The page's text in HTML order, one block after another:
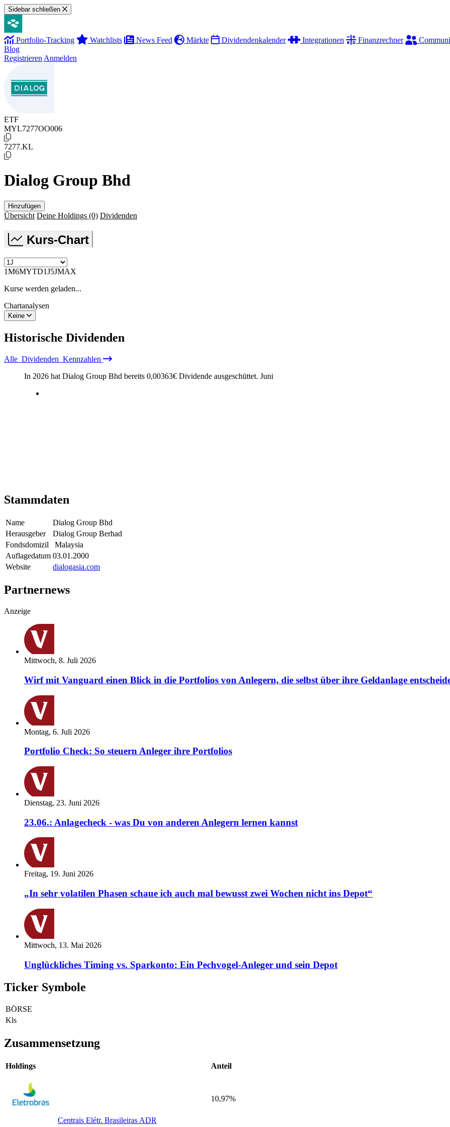
Sidebar schließen
Portfolio-Tracking Watchlists News Feed Märkte Dividendenkalender Integrationen Finanzrechner
Blog
Registrieren Anmelden
ETF
MYL7277OO006
7277.KL
Dialog Group Bhd
Hinzufügen
Übersicht Deine Holdings (0) Dividenden
Kurs-Chart
1M6MYTD1J5JMAX
Kurse werden geladen...
Chartanalysen
Keine
Historische Dividenden
Alle Dividenden Kennzahlen
In 2026 hat Dialog Group Bhd bereits 0,00363€ Dividende ausgeschüttet. Juni
Stammdaten
Name
Dialog Group Bhd
Herausgeber
Dialog Group Berhad
Fondsdomizil
Malaysia
Auflagedatum 03.01.2000
Website
dialogasia.com
Partnernews
Anzeige
Mittwoch, 8. Juli 2026
Wirf mit Vanguard einen Blick in die Portfolios von Anlegern, die selbst über ihre Geldanlage
Montag, 6. Juli 2026
Portfolio Check: So steuern Anleger ihre Portfolios
Dienstag, 23. Juni 2026
23.06.: Anlagecheck - was Du von anderen Anlegern lernen kannst
Freitag, 19. Juni 2026
„In sehr volatilen Phasen schaue ich auch mal bewusst zwei Wochen nicht ins Depot“
Mittwoch, 13. Mai 2026
Unglückliches Timing vs. Sparkonto: Ein Pechvogel-Anleger und sein Depot
Ticker Symbole
BÖRSE
Kls
Zusammensetzung
Holdings Anteil
Centrais Elétr. Brasileiras ADR
10,97%